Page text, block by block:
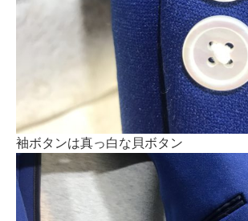
袖ボタンは真っ白な貝ボタン